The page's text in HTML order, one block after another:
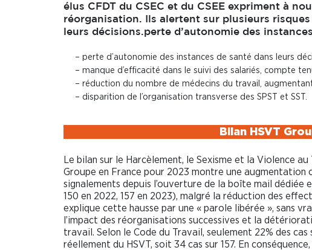
élus CFDT du CSEC et du CSEE expriment à
réorganisation. Ils alertent sur plusieurs
leurs décisions.perte d’autonomie des
– perte d’autonomie des instances de santé dans leurs
– manque d’efficacité dans le suivi des salariés, compte
– réduction du nombre de médecins du travail,
– disparition de l’organisation transverse des SPST et SST.
Bilan HSVT
Le bilan sur le Harcèlement, le Sexisme et la Violence au
Groupe en France pour 2023 montre une augmentation
signalements depuis l’ouverture de la boîte mail dédiée
150 en 2022, 157 en 2023), malgré la réduction des
explique cette hausse par une « parole libérée », sans
l’impact des réorganisations successives et la
travail. Selon le Code du Travail, seulement 22% des
réellement du HSVT, soit 34 cas sur 157. En